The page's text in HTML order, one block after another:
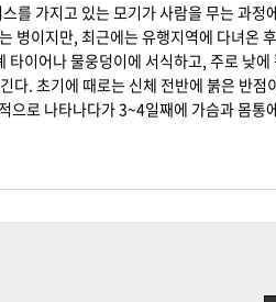
를 가지고 있는 모기가 사람을 무는 과정
병이지만, 최근에는 유행지역에 다녀온
이어나 물웅덩이에 서식하고, 주로 낮에
. 초기에 때로는 신체 전반에 붉은 반점
로 나타나다가 3~4일째에 가슴과 몸통